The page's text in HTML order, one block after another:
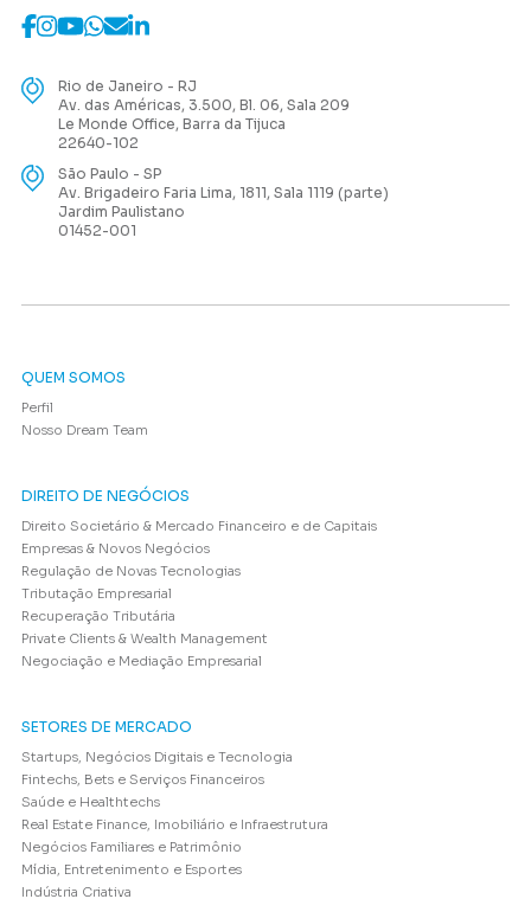
Rio de Janeiro - RJ
Av. das Américas, 3.500, Bl. 06, Sala 209
Le Monde Office, Barra da Tijuca
22640-102
São Paulo - SP
Av. Brigadeiro Faria Lima, 1811, Sala 1119 (parte)
Jardim Paulistano
01452-001
QUEM SOMOS
Perfil
Nosso Dream Team
DIREITO DE NEGÓCIOS
Direito Societário & Mercado Financeiro e de Capitais
Empresas & Novos Negócios
Regulação de Novas Tecnologias
Tributação Empresarial
Recuperação Tributária
Private Clients & Wealth Management
Negociação e Mediação Empresarial
SETORES DE MERCADO
Startups, Negócios Digitais e Tecnologia
Fintechs, Bets e Serviços Financeiros
Saúde e Healthtechs
Real Estate Finance, Imobiliário e Infraestrutura
Negócios Familiares e Patrimônio
Mídia, Entretenimento e Esportes
Indústria Criativa